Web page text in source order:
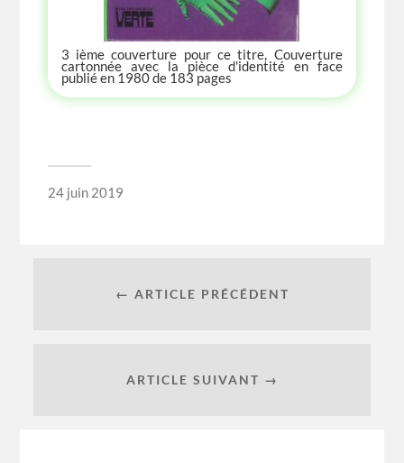
3 ième couverture pour ce titre, Couverture
cartonnée avec la pièce d'identité en face
publié en 1980 de 183 pages
24 juin 2019
← ARTICLE PRÉCÉDENT
ARTICLE SUIVANT →